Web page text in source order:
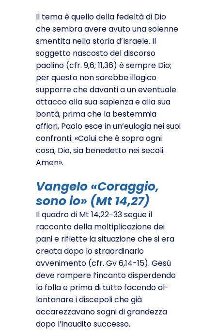
Il tema è quello della fedeltà di Dio
che sembra avere avuto una solenne
smentita nella storia d’Israele. Il
soggetto nascosto del discorso
paolino (cfr. 9,6; 11,36) è sempre Dio;
per questo non sarebbe illogico
supporre che davanti a un eventuale
at­tacco alla sua sapienza e alla sua
bontà, prima che la bestemmia
affiori, Paolo esce in un’eulogia nei suoi
confronti: «Colui che è sopra ogni
cosa, Dio, sia benedetto nei secoli.
Amen».
Vangelo «Coraggio,
sono io» (Mt 14,27)
Il quadro di Mt 14,22-33 segue il
racconto della moltiplicazione dei
pani e riflette la situazione che si era
creata dopo lo straordinario
avvenimento (cfr. Gv 6,14-15). Gesù
deve rompere l’incanto disperdendo
la folla e prima di tutto facendo al­
lontanare i discepoli che già
accarezzavano sogni di grandezza
dopo l’inaudito successo.